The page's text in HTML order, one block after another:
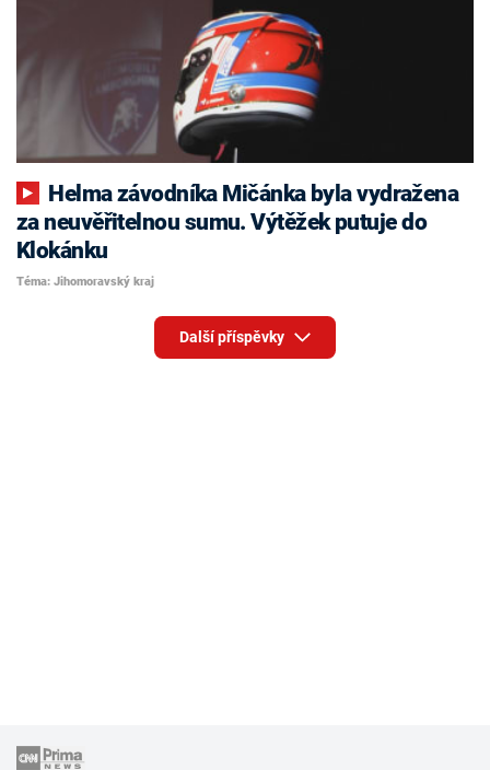
za neuvěřitelnou sumu. Výtěžek putuje do
Klokánku
Téma: Jihomoravský kraj
Další příspěvky